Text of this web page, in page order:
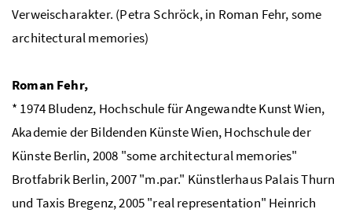
Verweischarakter. (Petra Schröck, in Roman Fehr,some
architectural memories)
Roman Fehr,
* 1974 Bludenz, Hochschule für Angewandte Kunst Wien,
Akademie der Bildenden Künste Wien, Hochschule der
Künste Berlin, 2008 "some architectural memories"
Brotfabrik Berlin, 2007 "m.par." Künstlerhaus Palais Thurn
und Taxis Bregenz, 2005 "real representation" Heinrich